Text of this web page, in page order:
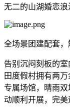
无二的山湖婚恋浪
全场景团建配套
告别沉闷刻板的
田度假村拥有两
专属场馆，晴雨
动顺利开展，完